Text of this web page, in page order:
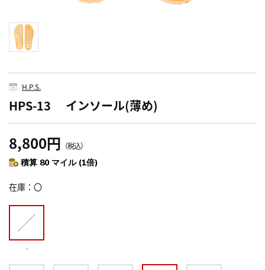
H.P.S.
HPS-13 インソール(薄め)
8,800円 （税込）
積算 80 マイル (1倍)
在庫 〇
-